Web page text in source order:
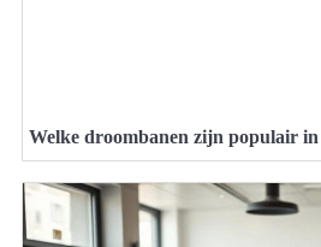
Welke droombanen zijn populair in